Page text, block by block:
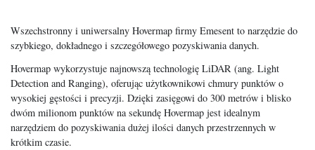
Wszechstronny i uniwersalny Hovermap firmy Emesent to narzędzie do
szybkiego, dokładnego i szczegółowego pozyskiwania danych.
Hovermap wykorzystuje najnowszą technologię LiDAR (ang. Light
Detection and Ranging), oferując użytkownikowi chmury punktów o
wysokiej gęstości i precyzji. Dzięki zasięgowi do 300 metrów i blisko
dwóm milionom punktów na sekundę Hovermap jest idealnym
narzędziem do pozyskiwania dużej ilości danych przestrzennych w
krótkim czasie.